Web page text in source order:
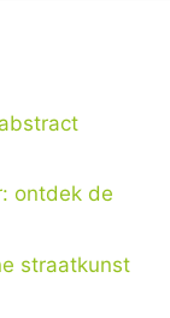
ontdek de
straatkunst